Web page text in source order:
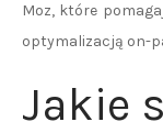
Moz, które
optymalizacją on-
Jakie